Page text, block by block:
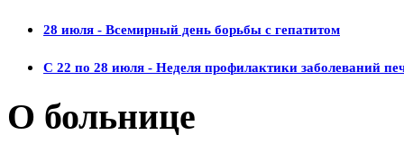
28 июля - Всемирный день борьбы с гепатитом
С 22 по 28 июля - Неделя профилактики заболеваний
О больнице